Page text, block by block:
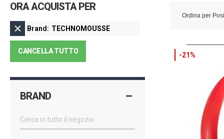
Ordina per
-21%
ORA ACQUISTA PER
Brand TECHNOMOUSSE
CANCELLA TUTTO
BRAND